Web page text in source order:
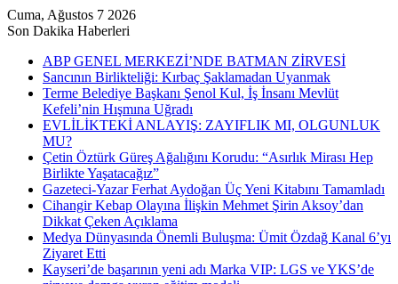
Cuma, Ağustos 7 2026
Son Dakika Haberleri
ABP GENEL MERKEZİ’NDE BATMAN ZİRVESİ
Sancının Birlikteliği: Kırbaç Şaklamadan Uyanmak
Terme Belediye Başkanı Şenol Kul, İş İnsanı Mevlüt
Kefeli’nin Hışmına Uğradı
EVLİLİKTEKİ ANLAYIŞ: ZAYIFLIK MI, OLGUNLUK
MU?
Çetin Öztürk Güreş Ağalığını Korudu: “Asırlık Mirası Hep
Birlikte Yaşatacağız”
Gazeteci-Yazar Ferhat Aydoğan Üç Yeni Kitabını Tamamladı
Cihangir Kebap Olayına İlişkin Mehmet Şirin Aksoy’dan
Dikkat Çeken Açıklama
Medya Dünyasında Önemli Buluşma: Ümit Özdağ Kanal 6’yı
Ziyaret Etti
Kayseri’de başarının yeni adı Marka VIP: LGS ve YKS’de